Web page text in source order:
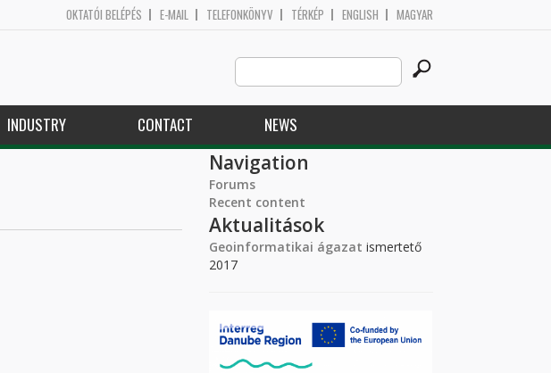
OKTATÓI BELÉPÉS E-MAIL TELEFONKÖNYV TÉRKÉP ENGLISH MAGYAR
Search
this
site
INDUSTRY CONTACT NEWS
Navigation
Forums
Recent content
Aktualitások
Geoinformatikai ágazat ismertető
2017